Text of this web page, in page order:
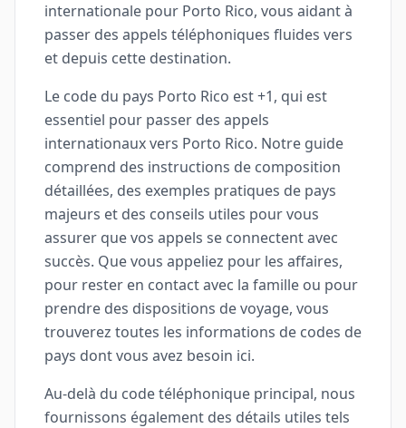
internationale pour Porto Rico, vous aidant à
passer des appels téléphoniques fluides vers
et depuis cette destination.
Le code du pays Porto Rico est +1, qui est
essentiel pour passer des appels
internationaux vers Porto Rico. Notre guide
comprend des instructions de composition
détaillées, des exemples pratiques de pays
majeurs et des conseils utiles pour vous
assurer que vos appels se connectent avec
succès. Que vous appeliez pour les affaires,
pour rester en contact avec la famille ou pour
prendre des dispositions de voyage, vous
trouverez toutes les informations de codes de
pays dont vous avez besoin ici.
Au-delà du code téléphonique principal, nous
fournissons également des détails utiles tels